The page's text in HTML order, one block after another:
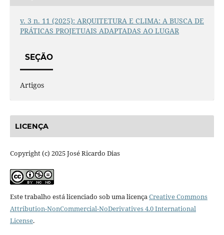
v. 3 n. 11 (2025): ARQUITETURA E CLIMA: A BUSCA DE
PRÁTICAS PROJETUAIS ADAPTADAS AO LUGAR
SEÇÃO
Artigos
LICENÇA
Copyright (c) 2025 José Ricardo Dias
Este trabalho está licenciado sob uma licençaCreative Commons
Attribution-NonCommercial-NoDerivatives 4.0 International
License.